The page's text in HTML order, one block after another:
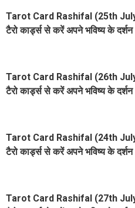
Tarot Card Rashifal (25th
टैरो कार्ड्स से करें अपने भविष्य के दर्शन
Tarot Card Rashifal (26th
टैरो कार्ड्स से करें अपने भविष्य के दर्शन
Tarot Card Rashifal (24th
टैरो कार्ड्स से करें अपने भविष्य के दर्शन
Tarot Card Rashifal (27th